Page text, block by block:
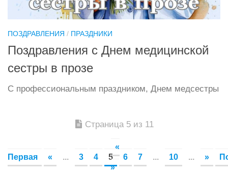
ПОЗДРАВЛЕНИЯ / ПРАЗДНИКИ
Поздравления с Днем медицинской
сестры в прозе
С профессиональным праздником, Днем медсестры
Страница 5 из 11
«
Первая
« ... 3 4 5 6 7 ... 10 ... »
»